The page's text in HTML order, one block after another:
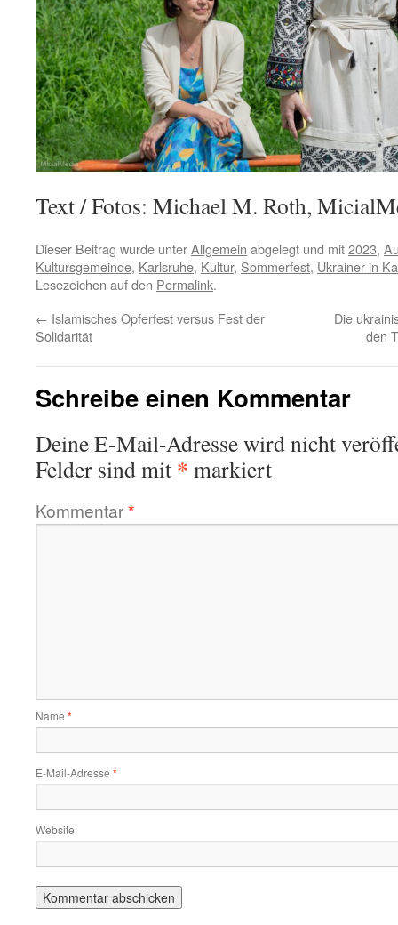
Text / Fotos: Michael M. Roth,
Dieser Beitrag wurde unterAllgemein abgelegt und mit2023,
Kultursgemeinde, Karlsruhe, Kultur, Sommerfest, Ukrainer in
Lesezeichen auf den Permalink.
← Islamisches Opferfest versus Fest der
Solidarität
Die
den
Schreibe einen Kommentar
Deine E-Mail-Adresse wird nicht
Felder sind mit * markiert
Kommentar*
Name *
E-Mail-Adresse *
Website